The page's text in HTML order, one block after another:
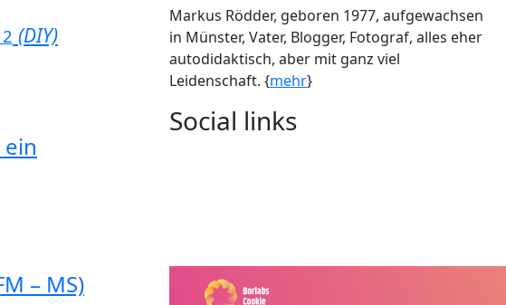
(DIY)
ein
– MS)
Markus Rödder, geboren 1977, aufgewachsen
in Münster, Vater, Blogger, Fotograf, alles eher
autodidaktisch, aber mit ganz viel
Leidenschaft. {mehr}
Social links